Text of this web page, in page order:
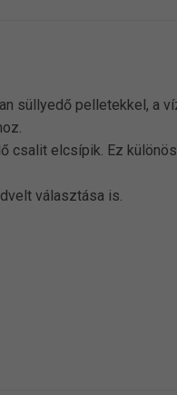
süllyedő pelletekkel, a
csalit elcsípik. Ez
választása is.